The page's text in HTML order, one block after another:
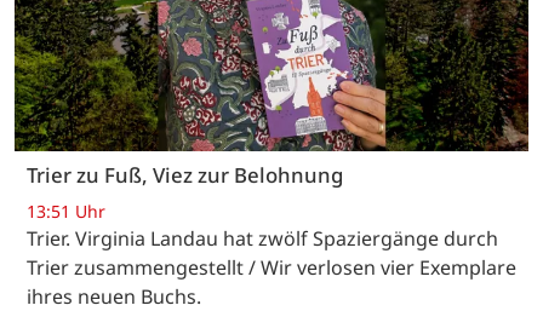
Trier zu Fuß, Viez zur Belohnung
13:51 Uhr
Trier. Virginia Landau hat zwölf Spaziergänge durch
Trier zusammengestellt / Wir verlosen vier Exemplare
ihres neuen Buchs.